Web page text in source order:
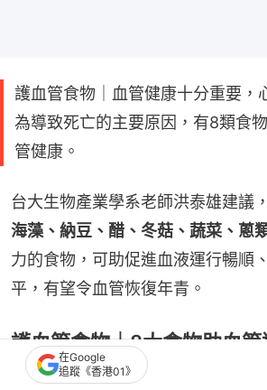
護血管食物｜血管健康十分重要，
為導致死亡的主要原因，有8類食
管健康。
台大生物產業學系老師洪泰雄建議
海藻、納豆、醋、冬菇、蔬菜、蔥
力的食物，可助促進血液運行暢順
平，有望令血管恢復年青。
護血管食物｜8大食物助血管
在Google
追蹤《香港01》